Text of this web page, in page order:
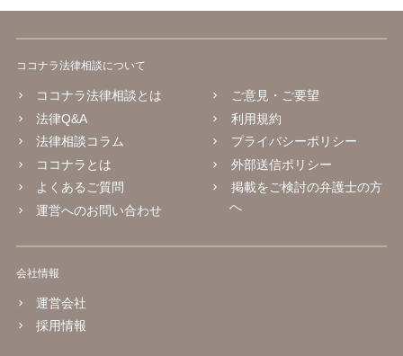
ココナラ法律相談について
ココナラ法律相談とは
法律Q&A
法律相談コラム
ココナラとは
よくあるご質問
運営へのお問い合わせ
ご意見・ご要望
利用規約
プライバシーポリシー
外部送信ポリシー
掲載をご検討の弁護士の方
へ
会社情報
運営会社
採用情報